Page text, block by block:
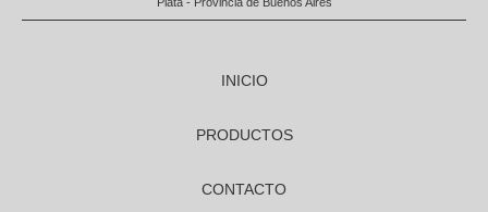
INICIO
PRODUCTOS
CONTACTO